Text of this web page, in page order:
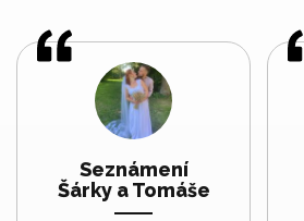
Seznámení
Šárky a Tomáše